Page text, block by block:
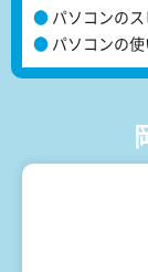
パソコンの
パソコンの